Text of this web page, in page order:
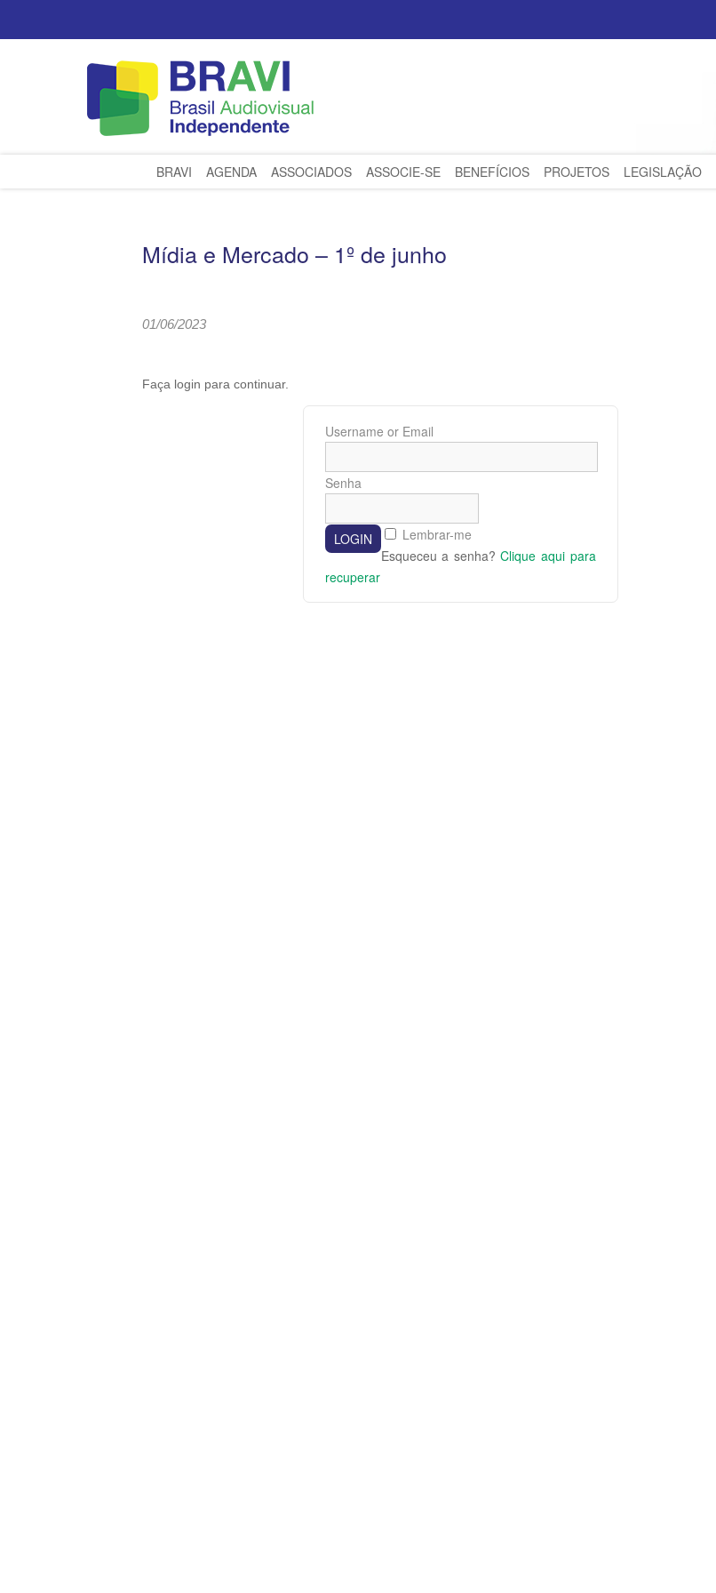
BRAVI AGENDA ASSOCIADOS ASSOCIE-SE BENEFÍCIOS PROJETOS LEGISLAÇÃO
Mídia e Mercado – 1º de junho
01/06/2023
Faça login para continuar.
Username or Email
Senha
Lembrar-me
Esqueceu a senha? Clique aqui para
recuperar